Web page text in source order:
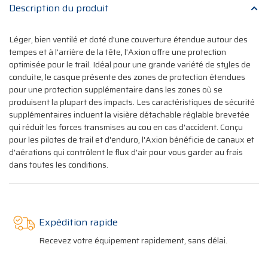
Description du produit
Léger, bien ventilé et doté d'une couverture étendue autour des
tempes et à l'arrière de la tête, l'Axion offre une protection
optimisée pour le trail. Idéal pour une grande variété de styles de
conduite, le casque présente des zones de protection étendues
pour une protection supplémentaire dans les zones où se
produisent la plupart des impacts. Les caractéristiques de sécurité
supplémentaires incluent la visière détachable réglable brevetée
qui réduit les forces transmises au cou en cas d'accident. Conçu
pour les pilotes de trail et d'enduro, l'Axion bénéficie de canaux et
d'aérations qui contrôlent le flux d'air pour vous garder au frais
dans toutes les conditions.
Expédition rapide
Recevez votre équipement rapidement, sans délai.